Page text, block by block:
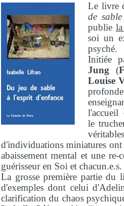
Le livre
de
publie
soi un
psyché.
Initiée
Jung (
Louise
l'accueil
le
d'individuations miniatures ont
abaissement mental et une
guérisseur en Soi et chacun.e.s.
La grosse première partie du
d'exemples dont celui
clarification du chaos